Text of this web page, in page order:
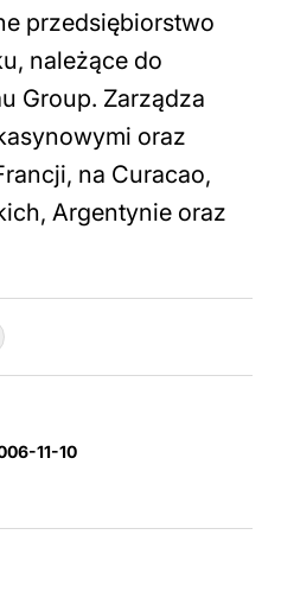
przedsiębiorstwo
należące do
Group. Zarządza
oraz
na Curacao,
Argentynie oraz
11-10